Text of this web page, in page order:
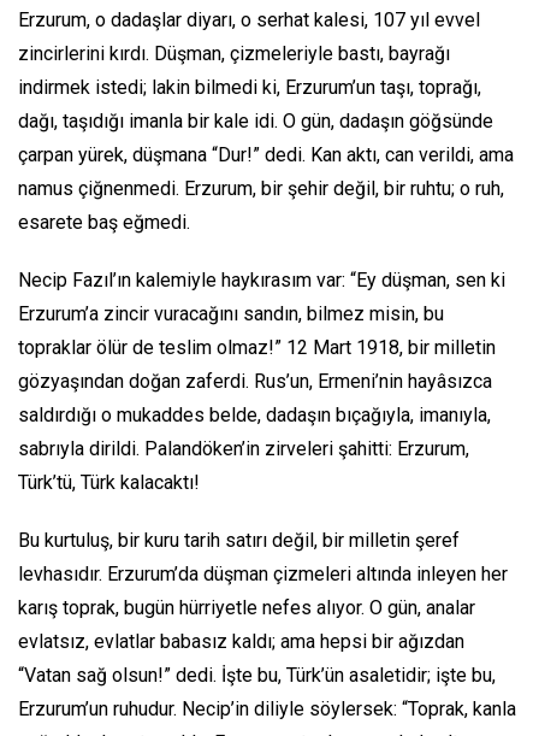
Erzurum, o dadaşlar diyarı, o serhat kalesi, 107 yıl evvel
zincirlerini kırdı. Düşman, çizmeleriyle bastı, bayrağı
indirmek istedi; lakin bilmedi ki, Erzurum’un taşı, toprağı,
dağı, taşıdığı imanla bir kale idi. O gün, dadaşın göğsünde
çarpan yürek, düşmana “Dur!” dedi. Kan aktı, can verildi, ama
namus çiğnenmedi. Erzurum, bir şehir değil, bir ruhtu; o ruh,
esarete baş eğmedi.
Necip Fazıl’ın kalemiyle haykırasım var: “Ey düşman, sen ki
Erzurum’a zincir vuracağını sandın, bilmez misin, bu
topraklar ölür de teslim olmaz!” 12 Mart 1918, bir milletin
gözyaşından doğan zaferdi. Rus’un, Ermeni’nin hayâsızca
saldırdığı o mukaddes belde, dadaşın bıçağıyla, imanıyla,
sabrıyla dirildi. Palandöken’in zirveleri şahitti: Erzurum,
Türk’tü, Türk kalacaktı!
Bu kurtuluş, bir kuru tarih satırı değil, bir milletin şeref
levhasıdır. Erzurum’da düşman çizmeleri altında inleyen her
karış toprak, bugün hürriyetle nefes alıyor. O gün, analar
evlatsız, evlatlar babasız kaldı; ama hepsi bir ağızdan
“Vatan sağ olsun!” dedi. İşte bu, Türk’ün asaletidir; işte bu,
Erzurum’un ruhudur. Necip’in diliyle söylersek: “Toprak, kanla